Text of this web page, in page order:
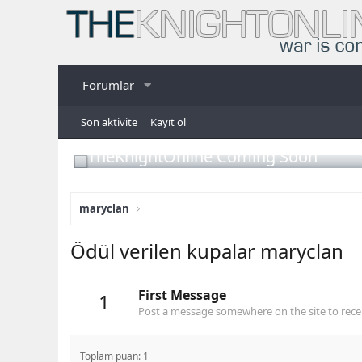
Forumlar
Son aktivite Kayıt ol
TheKnightOnline Coming Soon
maryclan
Ödül verilen kupalar maryclan
1
First Message
Post a message somewhere on the site to
Toplam puan: 1